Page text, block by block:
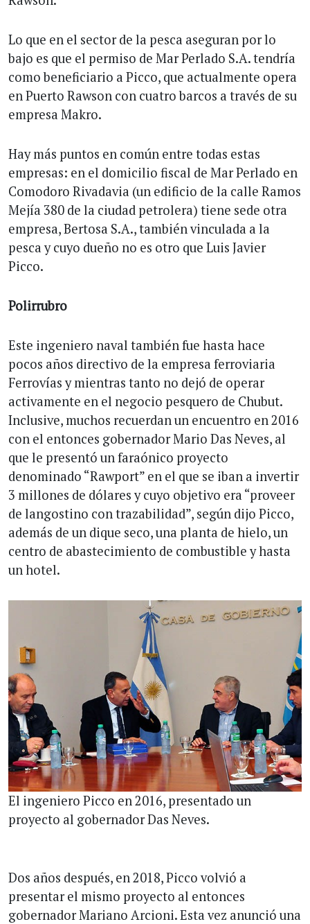
Lo que en el sector de la pesca aseguran por lo
bajo es que el permiso de Mar Perlado S.A. tendría
como beneficiario a Picco, que actualmente opera
en Puerto Rawson con cuatro barcos a través de su
empresa Makro.
Hay más puntos en común entre todas estas
empresas: en el domicilio fiscal de Mar Perlado en
Comodoro Rivadavia (un edificio de la calle Ramos
Mejía 380 de la ciudad petrolera) tiene sede otra
empresa, Bertosa S.A., también vinculada a la
pesca y cuyo dueño no es otro que Luis Javier
Picco.
Polirrubro
Este ingeniero naval también fue hasta hace
pocos años directivo de la empresa ferroviaria
Ferrovías y mientras tanto no dejó de operar
activamente en el negocio pesquero de Chubut.
Inclusive, muchos recuerdan un encuentro en 2016
con el entonces gobernador Mario Das Neves, al
que le presentó un faraónico proyecto
denominado “Rawport” en el que se iban a invertir
3 millones de dólares y cuyo objetivo era “proveer
de langostino con trazabilidad”, según dijo Picco,
además de un dique seco, una planta de hielo, un
centro de abastecimiento de combustible y hasta
un hotel.
El ingeniero Picco en 2016, presentado un
proyecto al gobernador Das Neves.
Dos años después, en 2018, Picco volvió a
presentar el mismo proyecto al entonces
gobernador Mariano Arcioni. Esta vez anunció una